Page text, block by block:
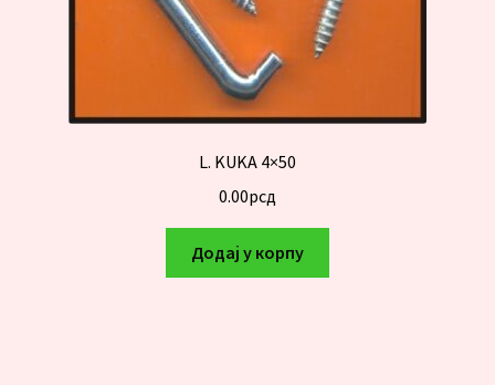
L. KUKA 4×50
0.00рсд
Додај у корпу